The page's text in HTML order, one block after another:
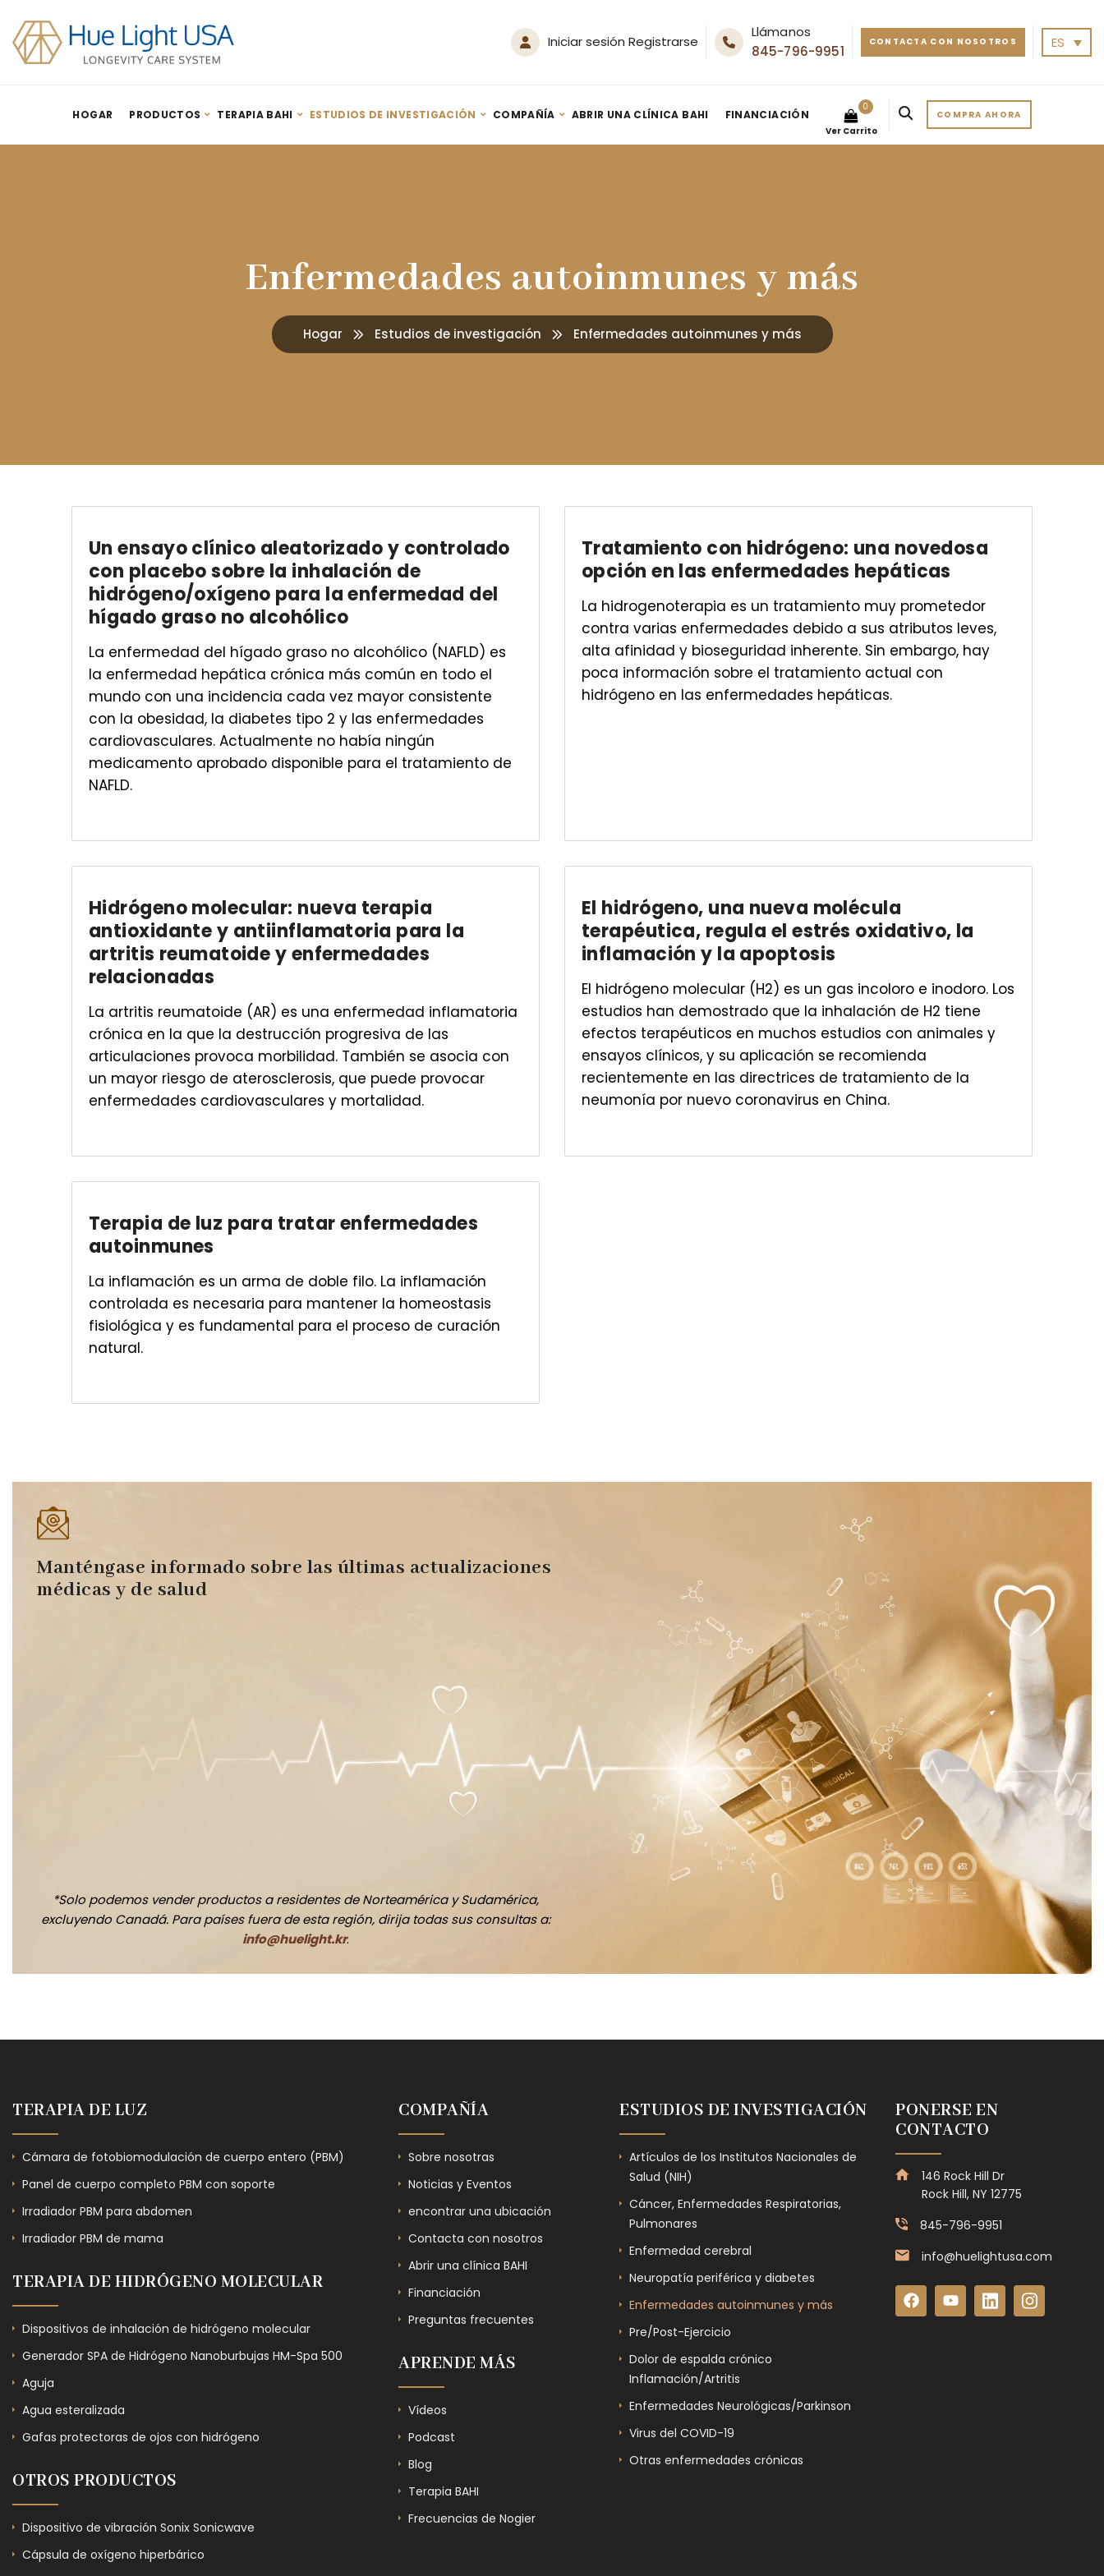
Iniciar sesión Registrarse
Llámanos
845-796-9951
CONTACTA CON NOSOTROS ES
HOGAR PRODUCTOS TERAPIA BAHI ESTUDIOS DE INVESTIGACIÓN COMPAÑÍA ABRIR UNA CLÍNICA BAHI FINANCIACIÓN
Ver Carrito
0
COMPRA AHORA
Enfermedades autoinmunes y más
Hogar Estudios de investigación Enfermedades autoinmunes y más
Un ensayo clínico aleatorizado y controlado
con placebo sobre la inhalación de
hidrógeno/oxígeno para la enfermedad del
hígado graso no alcohólico
La enfermedad del hígado graso no alcohólico (NAFLD) es
la enfermedad hepática crónica más común en todo el
mundo con una incidencia cada vez mayor consistente
con la obesidad, la diabetes tipo 2 y las enfermedades
cardiovasculares. Actualmente no había ningún
medicamento aprobado disponible para el tratamiento de
NAFLD.
Tratamiento con hidrógeno: una novedosa
opción en las enfermedades hepáticas
La hidrogenoterapia es un tratamiento muy prometedor
contra varias enfermedades debido a sus atributos leves,
alta afinidad y bioseguridad inherente. Sin embargo, hay
poca información sobre el tratamiento actual con
hidrógeno en las enfermedades hepáticas.
Hidrógeno molecular: nueva terapia
antioxidante y antiinflamatoria para la
artritis reumatoide y enfermedades
relacionadas
La artritis reumatoide (AR) es una enfermedad inflamatoria
crónica en la que la destrucción progresiva de las
articulaciones provoca morbilidad. También se asocia con
un mayor riesgo de aterosclerosis, que puede provocar
enfermedades cardiovasculares y mortalidad.
El hidrógeno, una nueva molécula
terapéutica, regula el estrés oxidativo, la
inflamación y la apoptosis
El hidrógeno molecular (H2) es un gas incoloro e inodoro. Los
estudios han demostrado que la inhalación de H2 tiene
efectos terapéuticos en muchos estudios con animales y
ensayos clínicos, y su aplicación se recomienda
recientemente en las directrices de tratamiento de la
neumonía por nuevo coronavirus en China.
Terapia de luz para tratar enfermedades
autoinmunes
La inflamación es un arma de doble filo. La inflamación
controlada es necesaria para mantener la homeostasis
fisiológica y es fundamental para el proceso de curación
natural.
Manténgase informado sobre las últimas actualizaciones
médicas y de salud
*Solo podemos vender productos a residentes de Norteamérica y Sudamérica,
excluyendo Canadá. Para países fuera de esta región, dirija todas sus consultas a:
info@huelight.kr.
TERAPIA DE LUZ
Cámara de fotobiomodulación de cuerpo entero (PBM)
Panel de cuerpo completo PBM con soporte
Irradiador PBM para abdomen
Irradiador PBM de mama
TERAPIA DE HIDRÓGENO MOLECULAR
Dispositivos de inhalación de hidrógeno molecular
Generador SPA de Hidrógeno Nanoburbujas HM-Spa 500
Aguja
Agua esteralizada
Gafas protectoras de ojos con hidrógeno
OTROS PRODUCTOS
Dispositivo de vibración Sonix Sonicwave
Cápsula de oxígeno hiperbárico
COMPAÑÍA
Sobre nosotras
Noticias y Eventos
encontrar una ubicación
Contacta con nosotros
Abrir una clínica BAHI
Financiación
Preguntas frecuentes
APRENDE MÁS
Vídeos
Podcast
Blog
Terapia BAHI
Frecuencias de Nogier
ESTUDIOS DE INVESTIGACIÓN
Artículos de los Institutos Nacionales de
Salud (NIH)
Cáncer, Enfermedades Respiratorias,
Pulmonares
Enfermedad cerebral
Neuropatía periférica y diabetes
Enfermedades autoinmunes y más
Pre/Post-Ejercicio
Dolor de espalda crónico
Inflamación/Artritis
Enfermedades Neurológicas/Parkinson
Virus del COVID-19
Otras enfermedades crónicas
PONERSE EN
CONTACTO
146 Rock Hill Dr
Rock Hill, NY 12775
845-796-9951
info@huelightusa.com